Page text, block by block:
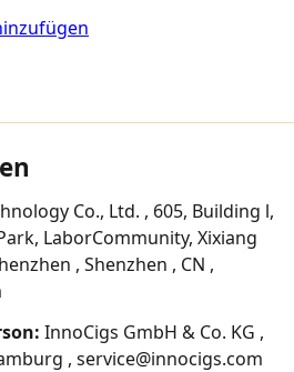
Co., Ltd. , 605, Building l,
LaborCommunity, Xixiang
, Shenzhen , CN ,
InnoCigs GmbH & Co. KG ,
, service@innocigs.com